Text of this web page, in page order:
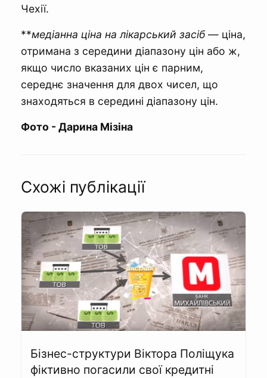
Чехії.
**медіанна ціна на лікарський засіб— ціна,
отримана з середини діапазону цін або ж,
якщо число вказаних цін є парним,
середнє значення для двох чисел, що
знаходяться в середині діапазону цін.
Фото - Дарина Мізіна
Схожі публікації
Бізнес-структури Віктора Поліщука
фіктивно погасили свої кредитні